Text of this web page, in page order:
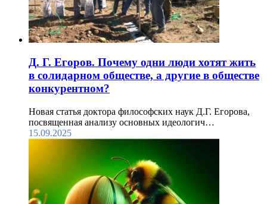
Д. Г. Егоров. Почему одни люди хотят жить
в солидарном обществе, а другие в обществе
конкурентном?
Новая статья доктора философских наук Д.Г. Егорова,
посвященная анализу основных идеологич…
15.09.2025